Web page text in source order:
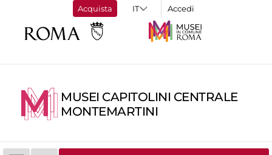
Acquista Accedi
MUSEI CAPITOLINI CENTRALE
MONTEMARTINI